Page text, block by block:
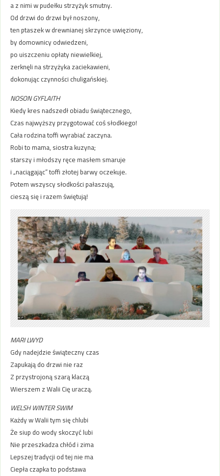
a z nimi w pudełku strzyżyk smutny.
Od drzwi do drzwi był noszony,
ten ptaszek w drewnianej skrzynce uwięziony,
by domownicy odwiedzeni,
po uiszczeniu opłaty niewielkiej,
zerknęli na strzyżyka zaciekawieni,
dokonując czynności chuligańskiej.
NOSON GYFLAITH
Kiedy kres nadszedł obiadu świątecznego,
Czas najwyższy przygotować coś słodkiego!
Cała rodzina toffi wyrabiać zaczyna.
Robi to mama, siostra kuzyna;
starszy i młodszy ręce masłem smaruje
i „naciągając” toffi złotej barwy oczekuje.
Potem wszyscy słodkości pałaszują,
cieszą się i razem świętują!
MARI LWYD
Gdy nadejdzie świąteczny czas
Zapukają do drzwi nie raz
Z przystrojoną szarą klaczą
Wierszem z Walii Cię uraczą.
WELSH WINTER SWIM
Każdy w Walii tym się chlubi
Że siup do wody skoczyć lubi
Nie przeszkadza chłód i zima
Lepszej tradycji od tej nie ma
Ciepła czapka to podstawa